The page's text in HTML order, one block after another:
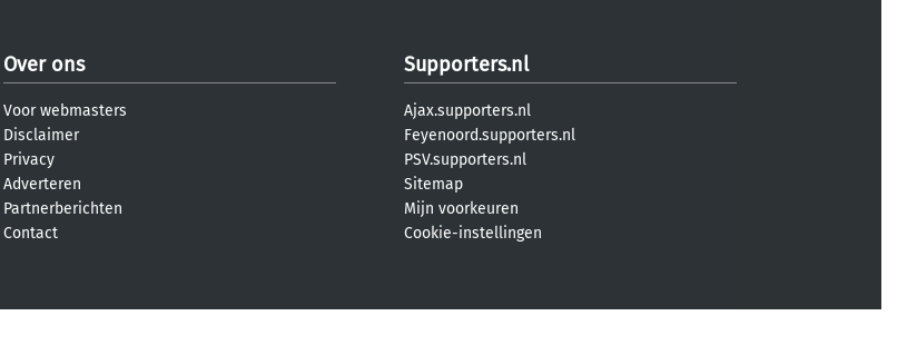
Over ons
Voor webmasters
Disclaimer
Privacy
Adverteren
Partnerberichten
Contact
Supporters.nl
Ajax.supporters.nl
Feyenoord.supporters.nl
PSV.supporters.nl
Sitemap
Mijn voorkeuren
Cookie-instellingen